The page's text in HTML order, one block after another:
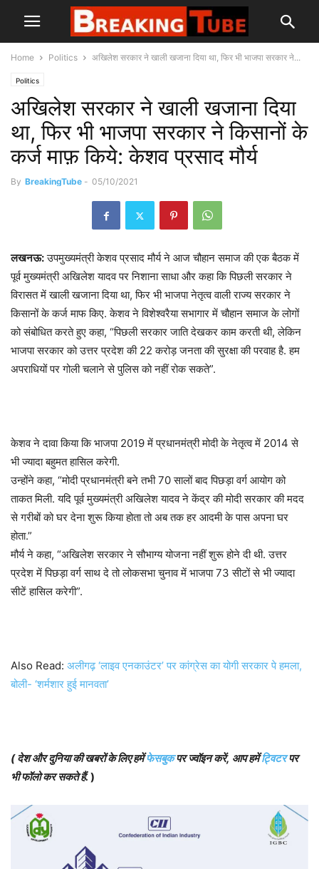
Home Politics अखिलेश सरकार ने खाली खजाना दिया था, फिर भी भाजपा सरकार ने...
Politics
अखिलेश सरकार ने खाली खजाना दिया
था, फिर भी भाजपा सरकार ने किसानों के
कर्ज माफ़ किये: केशव प्रसाद मौर्य
By BreakingTube - 05/10/2021
लखनऊ:उपमुख्यमंत्री केशव प्रसाद मौर्य ने आज चौहान समाज की एक बैठक में
पूर्व मुख्यमंत्री अखिलेश यादव पर निशाना साधा और कहा कि पिछली सरकार ने
विरासत में खाली खजाना दिया था, फिर भी भाजपा नेतृत्व वाली राज्य सरकार ने
किसानों के कर्ज माफ किए. केशव ने विशेश्वरैया सभागार में चौहान समाज के लोगों
को संबोधित करते हुए कहा, “पिछली सरकार जाति देखकर काम करती थी, लेकिन
भाजपा सरकार को उत्तर प्रदेश की 22 करोड़ जनता की सुरक्षा की परवाह है. हम
अपराधियों पर गोली चलाने से पुलिस को नहीं रोक सकते”.
केशव ने दावा किया कि भाजपा 2019 में प्रधानमंत्री मोदी के नेतृत्व में 2014 से
भी ज्यादा बहुमत हासिल करेगी.
उन्होंने कहा, “मोदी प्रधानमंत्री बने तभी 70 सालों बाद पिछड़ा वर्ग आयोग को
ताकत मिली. यदि पूर्व मुख्यमंत्री अखिलेश यादव ने केंद्र की मोदी सरकार की मदद
से गरीबों को घर देना शुरू किया होता तो अब तक हर आदमी के पास अपना घर
होता.”
मौर्य ने कहा, “अखिलेश सरकार ने सौभाग्य योजना नहीं शुरू होने दी थी. उत्तर
प्रदेश में पिछड़ा वर्ग साथ दे तो लोकसभा चुनाव में भाजपा 73 सीटों से भी ज्यादा
सीटें हासिल करेगी”.
Also Read: अलीगढ़ ‘लाइव एनकाउंटर’ पर कांग्रेस का योगी सरकार पे हमला,
बोली- ‘शर्मशार हुई मानवता’
(देश और दुनिया की खबरों के लिए हमेंफेसबुकपर ज्वॉइन करें, आप हमेंट्विटर पर
भी फॉलो कर सकते हैं.)